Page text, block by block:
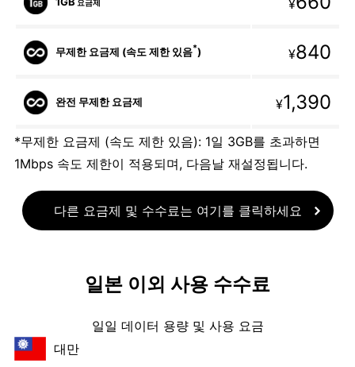
요금제 ¥
무제한 요금제 (속도 제한 있음*) ¥840
완전 무제한 요금제 ¥1,390
*무제한 요금제 (속도 제한 있음): 1일 3GB를 초과하면
1Mbps 속도 제한이 적용되며, 다음날 재설정됩니다.
다른 요금제 및 수수료는 여기를 클릭하세요
일본 이외 사용 수수료
일일 데이터 용량 및 사용 요금
대만